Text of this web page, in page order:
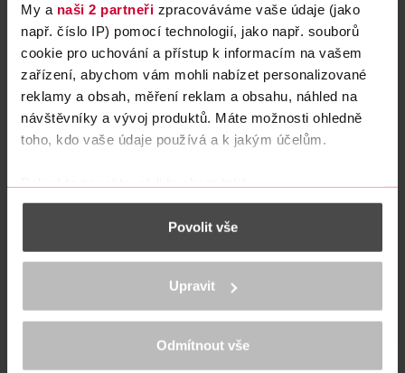
My a naši 2 partneři zpracováváme vaše údaje (jako
např. číslo IP) pomocí technologií, jako např. souborů
cookie pro uchování a přístup k informacím na vašem
zařízení, abychom vám mohli nabízet personalizované
reklamy a obsah, měření reklam a obsahu, náhled na
návštěvníky a vývoj produktů. Máte možnosti ohledně
toho, kdo vaše údaje používá a k jakým účelům.
Shromažďovali informace o vaší geografické
poloze, které mohou být přesné na několik metrů
Identifikovali vaše zařízení pomocí aktivního
Zjistěte více o tom, jak zpracováváme vaše osobní
údaje, a nastavte si předvolby včásti s podrobnostmi.
Svůj souhlas můžete kdykoliv změnit nebo odvolat v
Povolit vše
Upravit
Odmítnout vše
Hair in Balance znamená
hladké a lesklé vlasy
Jsem SoulMatte, Nice to